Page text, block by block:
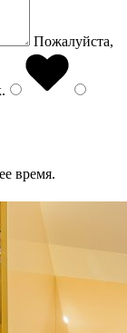
Пожалуйста,
.
время.